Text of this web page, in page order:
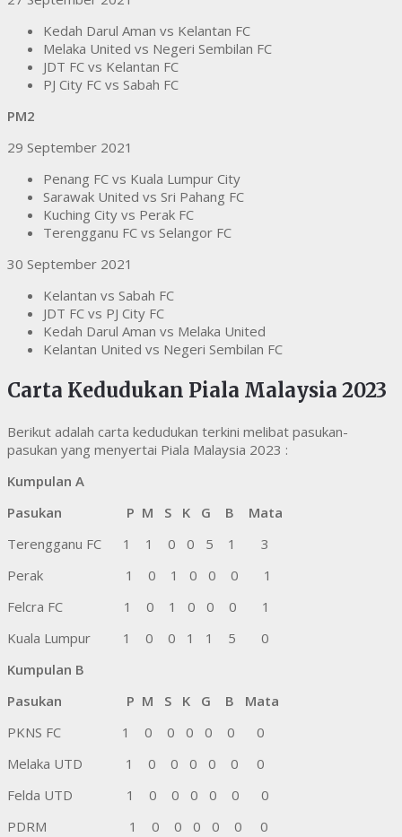
Kedah Darul Aman vs Kelantan FC
Melaka United vs Negeri Sembilan FC
JDT FC vs Kelantan FC
PJ City FC vs Sabah FC
PM2
29 September 2021
Penang FC vs Kuala Lumpur City
Sarawak United vs Sri Pahang FC
Kuching City vs Perak FC
Terengganu FC vs Selangor FC
30 September 2021
Kelantan vs Sabah FC
JDT FC vs PJ City FC
Kedah Darul Aman vs Melaka United
Kelantan United vs Negeri Sembilan FC
Carta Kedudukan Piala Malaysia 2023
Berikut adalah carta kedudukan terkini melibat pasukan-
pasukan yang menyertai Piala Malaysia 2023 :
Kumpulan A
Pasukan P M S K G B Mata
Terengganu FC 1 1 0 0 5 1 3
Perak 1 0 1 0 0 0 1
Felcra FC 1 0 1 0 0 0 1
Kuala Lumpur 1 0 0 1 1 5 0
Kumpulan B
Pasukan P M S K G B Mata
PKNS FC 1 0 0 0 0 0 0
Melaka UTD 1 0 0 0 0 0 0
Felda UTD 1 0 0 0 0 0 0
PDRM 1 0 0 0 0 0 0